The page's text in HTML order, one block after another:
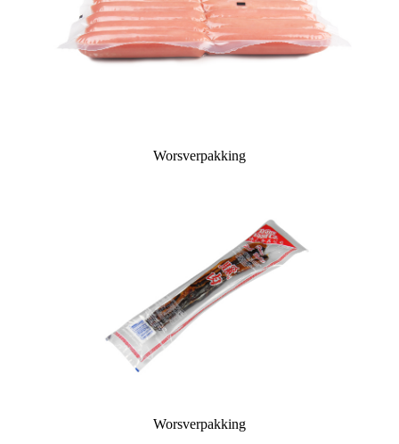
Worsverpakking
Worsverpakking